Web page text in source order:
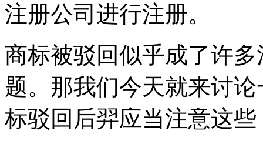
注册公司进行注册。
商标被驳回似乎成了许
题。那我们今天就来讨
标驳回后羿应当注意这些